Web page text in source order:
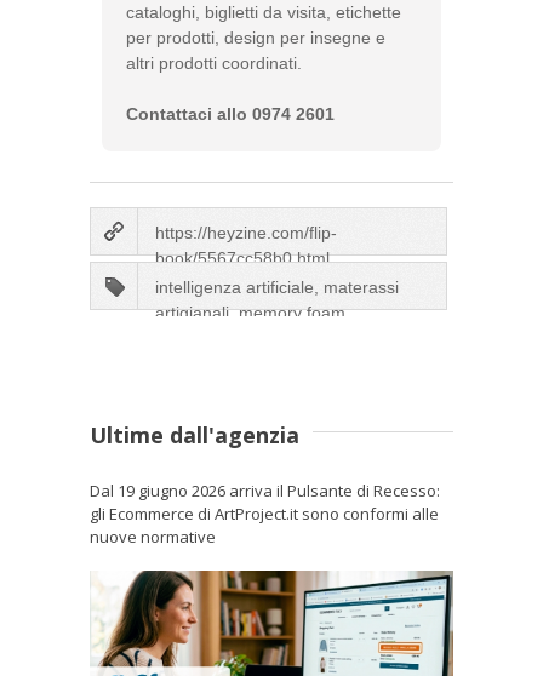
cataloghi, biglietti da visita, etichette
per prodotti, design per insegne e
altri prodotti coordinati.
Contattaci allo 0974 2601
https://heyzine.com/flip-
book/5567cc58b0.html
intelligenza artificiale, materassi
artigianali, memory foam,
Ultime dall'agenzia
Dal 19 giugno 2026 arriva il Pulsante di Recesso:
gli Ecommerce di ArtProject.it sono conformi alle
nuove normative